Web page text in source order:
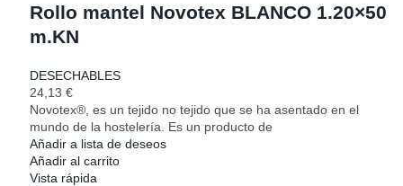
Rollo mantel Novotex BLANCO 1.20×50
m.KN
DESECHABLES
24,13 €
Novotex®, es un tejido no tejido que se ha asentado en el
mundo de la hostelería. Es un producto de
Añadir a lista de deseos
Añadir al carrito
Vista rápida